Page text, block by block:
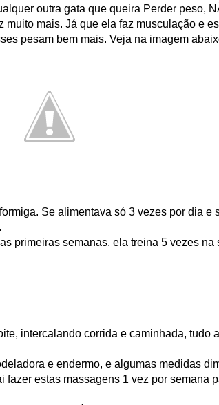
outra gata que queira Perder peso,
mais. Já que ela faz musculação e
pesam bem mais. Veja na imagem
Se alimentava só 3 vezes por dia e
primeiras semanas, ela treina 5 vezes na
intercalando corrida e caminhada, tudo
e endermo, e algumas medidas
fazer estas massagens 1 vez por semana